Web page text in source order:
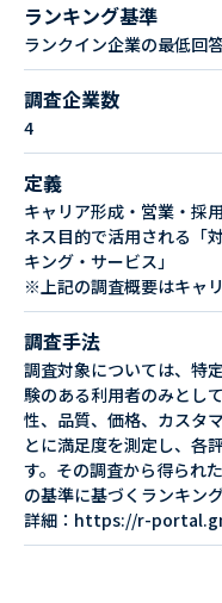
ランキング基準
ランクイン企業の最低回
調査企業数
4
定義
キャリア形成・営業・採
ネス目的で活用される「
キング・サービス」
※上記の調査概要はキャ
調査手法
調査対象については、特
験のある利用者のみとし
性、品質、価格、カスタ
とに満足度を測定し、各
す。その調査から得られ
の基準に基づくランキン
詳細：https://r-